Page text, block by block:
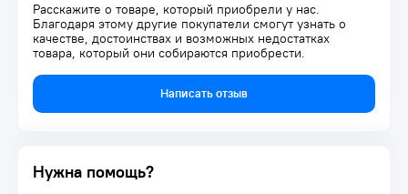
Расскажите о товаре, который приобрели у нас.
Благодаря этому другие покупатели смогут узнать о
качестве, достоинствах и возможных недостатках
товара, который они собираются приобрести.
Написать отзыв
Нужна помощь?